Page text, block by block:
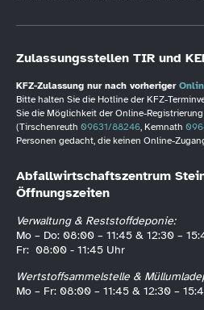
Zulassungsstellen TIR und
KFZ-Zulassung nur nach vorheriger
Bitte halten Sie die Hotline der KFZ-
Sie die Möglichkeit der Online-
(Tirschenreuth 09631/88246, Kemnath
Personen gedacht, die keinen Online-
Abfallwirtschaftszentrum
Öffnungszeiten
Verwaltung & Reststoffdeponie:
Mo – Do: 08:00 – 11:45 & 12:30 –
Fr: 08:00 - 11:45 Uhr
Wertstoffsammelstelle &
Mo – Fr: 08:00 – 11:45 & 12:30 –